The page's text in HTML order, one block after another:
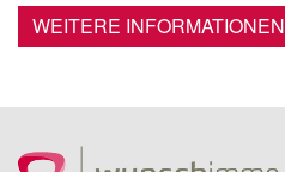
WEITERE INFORMATIONEN